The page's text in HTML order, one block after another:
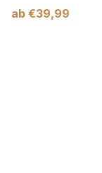
ab €39,99